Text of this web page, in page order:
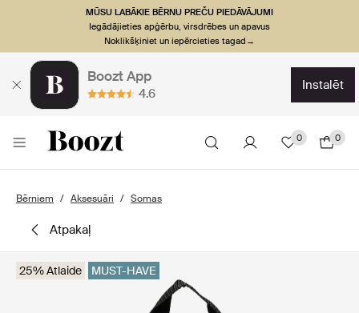
MŪSU LABĀKIE BĒRNU PREČU PIEDĀVĀJUMI
Iegādājieties apģērbu, virsdrēbes un apavus
Noklikšķiniet un iepērcieties tagad→
Boozt App
4.6
instalēt
0 0
Bērniem Aksesuāri Somas
atpakaļ
25% Atlaide MUST-HAVE